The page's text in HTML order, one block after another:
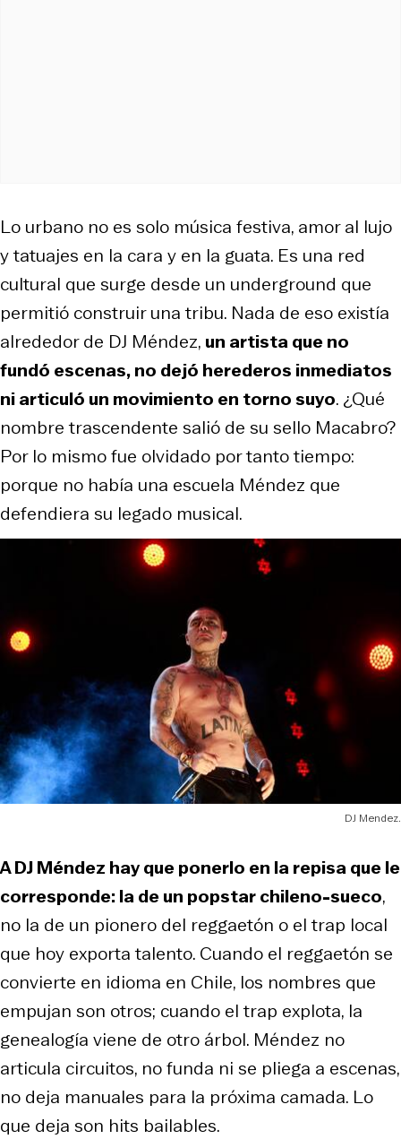
Lo urbano no es solo música festiva, amor al lujo
y tatuajes en la cara y en la guata. Es una red
cultural que surge desde un underground que
permitió construir una tribu. Nada de eso existía
alrededor de DJ Méndez, un artista que no
fundó escenas, no dejó herederos inmediatos
ni articuló un movimiento en torno suyo. ¿Qué
nombre trascendente salió de su sello Macabro?
Por lo mismo fue olvidado por tanto tiempo:
porque no había una escuela Méndez que
defendiera su legado musical.
DJ Mendez.
A DJ Méndez hay que ponerlo en la repisa que le
corresponde: la de un popstar chileno-sueco,
no la de un pionero del reggaetón o el trap local
que hoy exporta talento. Cuando el reggaetón se
convierte en idioma en Chile, los nombres que
empujan son otros; cuando el trap explota, la
genealogía viene de otro árbol. Méndez no
articula circuitos, no funda ni se pliega a escenas,
no deja manuales para la próxima camada. Lo
que deja son hits bailables.